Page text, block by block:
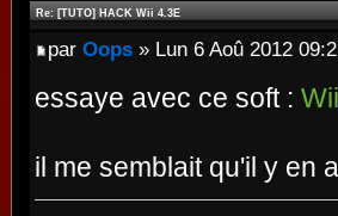
Re: [TUTO] HACK Wii 4.3E
par Oops » Lun 6 Aoû 2012
essaye avec ce soft :
il me semblait qu'il y en